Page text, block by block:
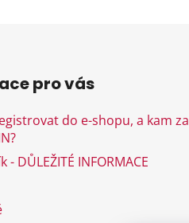
pro vás
do e-shopu, a kam
- DŮLEŽITÉ INFORMACE